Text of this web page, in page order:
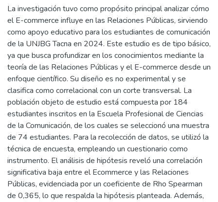
La investigación tuvo como propósito principal analizar cómo
el E-commerce influye en las Relaciones Públicas, sirviendo
como apoyo educativo para los estudiantes de comunicación
de la UNJBG Tacna en 2024. Este estudio es de tipo básico,
ya que busca profundizar en los conocimientos mediante la
teoría de las Relaciones Públicas y el E-commerce desde un
enfoque científico. Su diseño es no experimental y se
clasifica como correlacional con un corte transversal. La
población objeto de estudio está compuesta por 184
estudiantes inscritos en la Escuela Profesional de Ciencias
de la Comunicación, de los cuales se seleccionó una muestra
de 74 estudiantes. Para la recolección de datos, se utilizó la
técnica de encuesta, empleando un cuestionario como
instrumento. El análisis de hipótesis reveló una correlación
significativa baja entre el Ecommerce y las Relaciones
Públicas, evidenciada por un coeficiente de Rho Spearman
de 0,365, lo que respalda la hipótesis planteada. Además,